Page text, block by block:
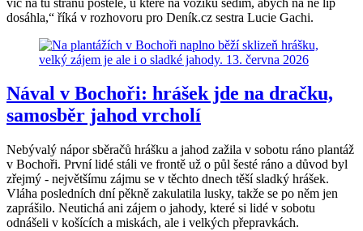
dosáhla,“ říká v rozhovoru pro Deník.cz sestra Lucie Gachi.
Nával v Bochoři: hrášek jde na dračku,
samosběr jahod vrcholí
Nebývalý nápor sběračů hrášku a jahod zažila v sobotu ráno plantáž
v Bochoři. První lidé stáli ve frontě už o půl šesté ráno a důvod byl
zřejmý - největšímu zájmu se v těchto dnech těší sladký hrášek.
Vláha posledních dní pěkně zakulatila lusky, takže se po něm jen
zaprášilo. Neutichá ani zájem o jahody, které si lidé v sobotu
odnášeli v košících a miskách, ale i velkých přepravkách.